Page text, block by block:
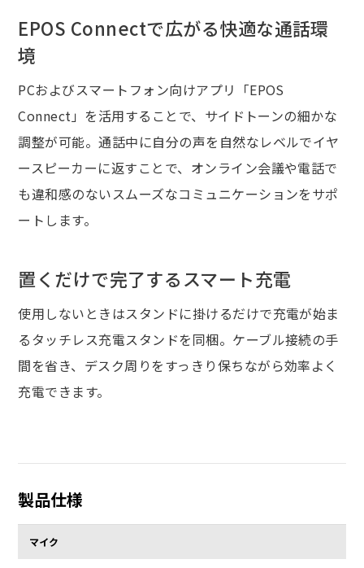
EPOS Connectで広がる快適な通話環
境
PCおよびスマートフォン向けアプリ「EPOS
Connect」を活用することで、サイドトーンの細かな
調整が可能。通話中に自分の声を自然なレベルでイヤ
ースピーカーに返すことで、オンライン会議や電話で
も違和感のないスムーズなコミュニケーションをサポ
ートします。
置くだけで完了するスマート充電
使用しないときはスタンドに掛けるだけで充電が始ま
るタッチレス充電スタンドを同梱。ケーブル接続の手
間を省き、デスク周りをすっきり保ちながら効率よく
充電できます。
製品仕様
マイク